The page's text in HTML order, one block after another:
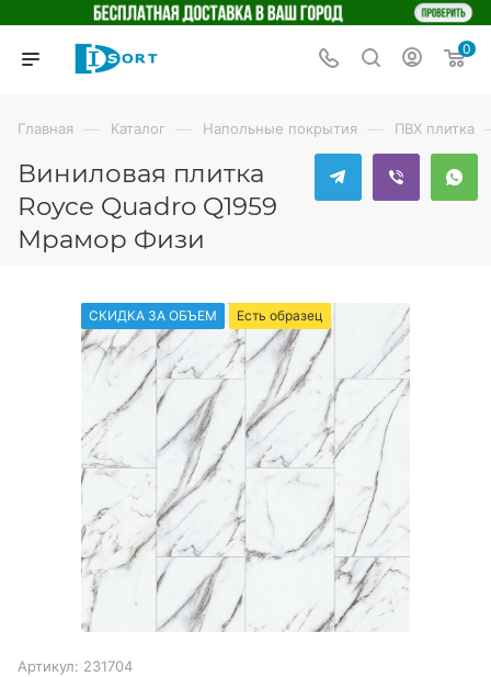
0
Главная — Каталог — Напольные покрытия — ПВХ плитка
Виниловая плитка
Royce Quadro Q1959
Мрамор Физи
СКИДКА ЗА ОБЪЕМ Есть образец
Артикул: 231704